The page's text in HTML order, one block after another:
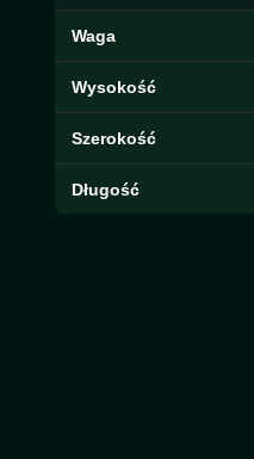
Wymiary i waga
Waga
Wysokość
Szerokość
Długość